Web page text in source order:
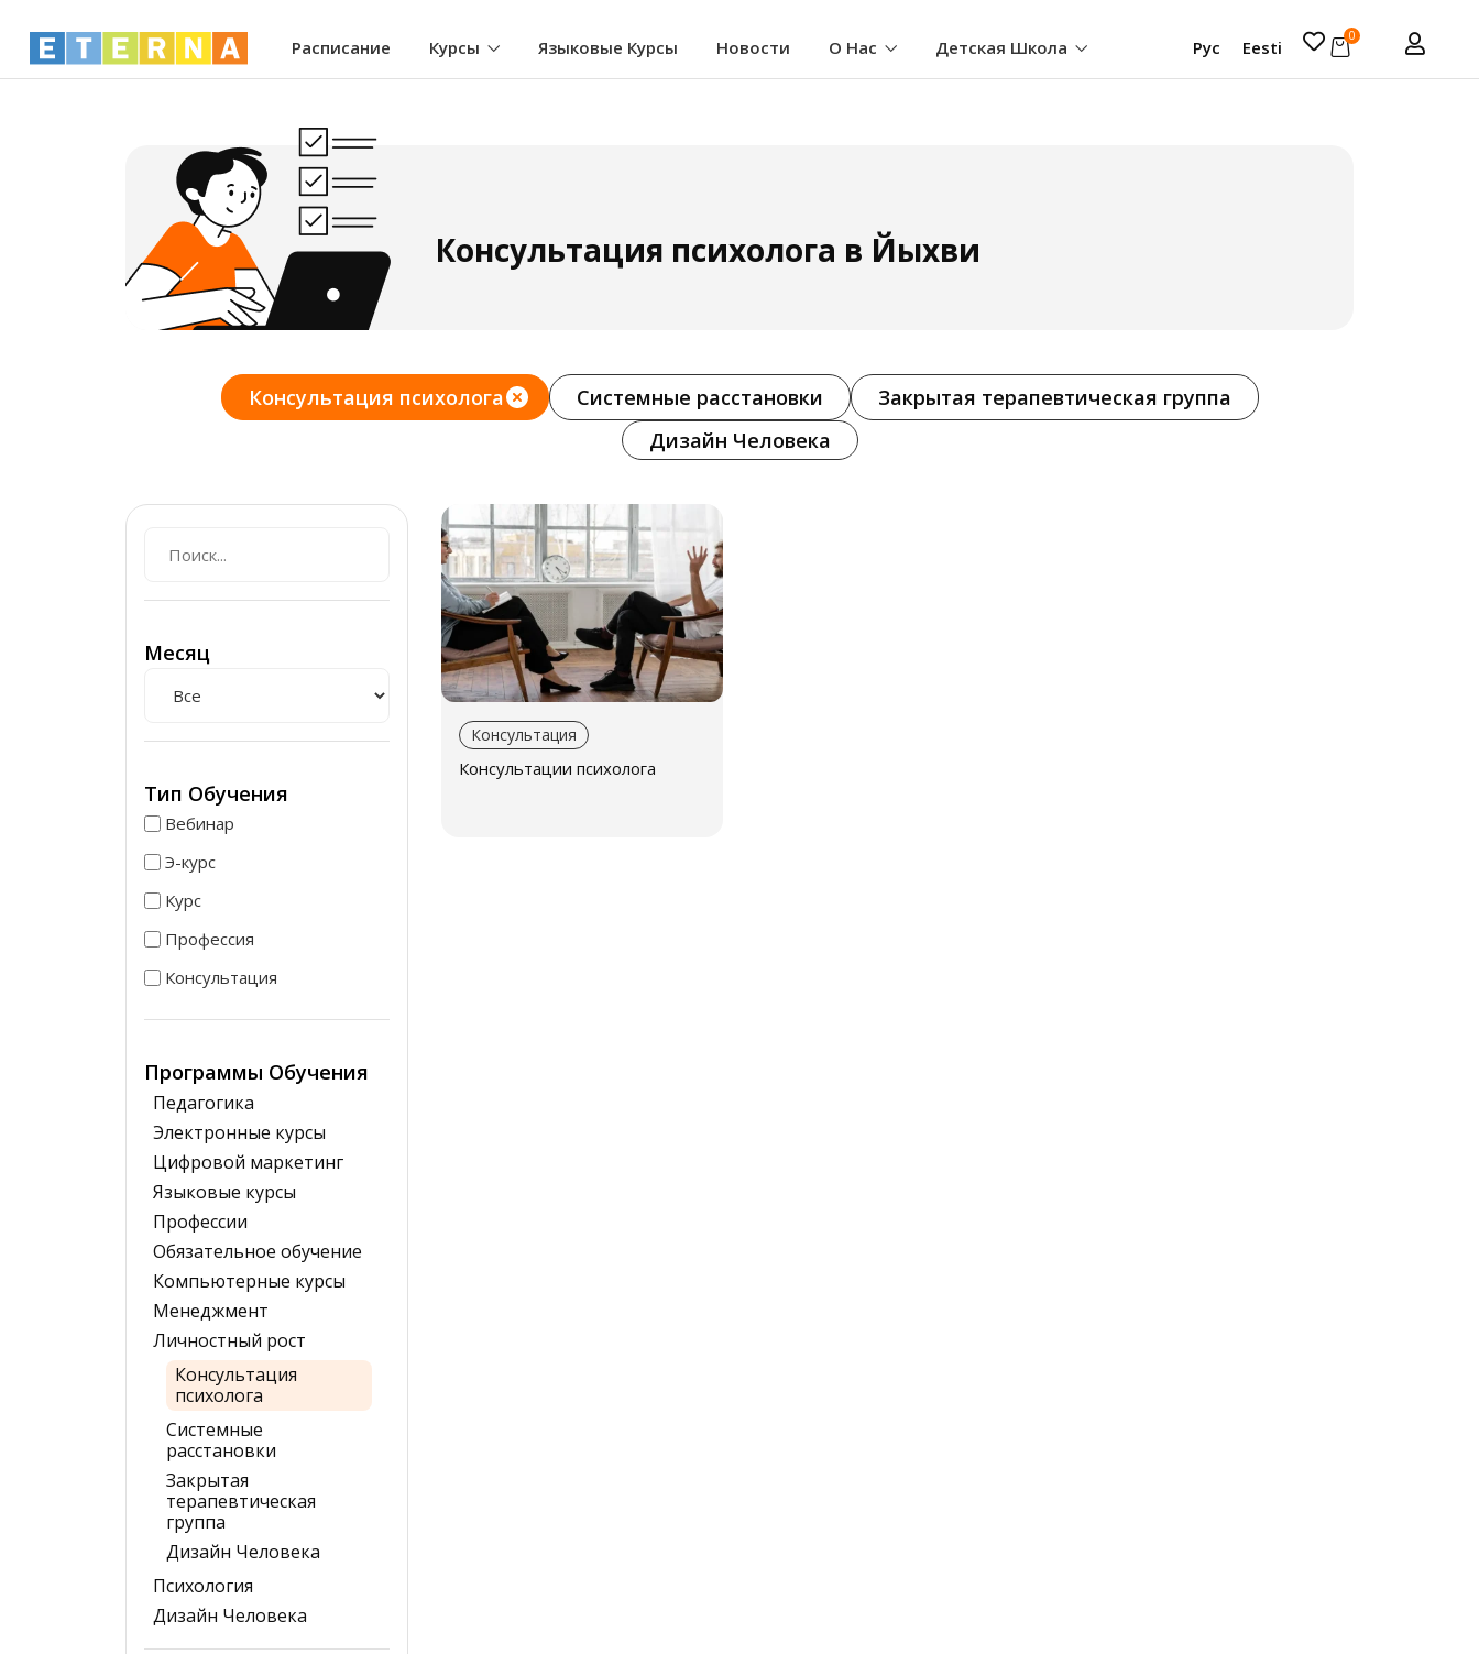
Расписание Курсы Языковые Курсы Новости О Нас Детская Школа Рус Eesti
0
Консультация психолога в Йыхви
Консультация психолога Системные расстановки
Закрытая терапевтическая группа
Дизайн Человека
Месяц
Тип Обучения
Вебинар
Э-курс
Курс
Профессия
Консультация
Программы Обучения
Педагогика
Электронные курсы
Цифровой маркетинг
Языковые курсы
Профессии
Обязательное обучение
Компьютерные курсы
Менеджмент
Личностный рост
Консультация
психолога
Системные
расстановки
Закрытая
терапевтическая
группа
Дизайн Человека
Психология
Дизайн Человека
Консультация
Консультации психолога